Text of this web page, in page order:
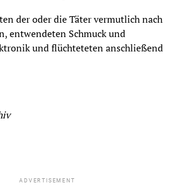
der oder die Täter vermutlich nach
entwendeten Schmuck und
und flüchteteten anschließend
ADVERTISEMENT